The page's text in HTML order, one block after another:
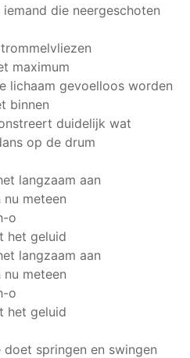
die neergeschoten
maximum
lichaam gevoelloos worden
binnen
duidelijk wat
op de drum
langzaam aan
meteen
o
het geluid
langzaam aan
meteen
o
het geluid
springen en swingen